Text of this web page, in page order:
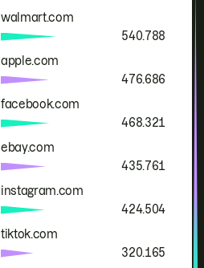
walmart.com
540.788
apple.com
476.686
facebook.com
468.321
ebay.com
435.761
instagram.com
424.504
tiktok.com
320.165